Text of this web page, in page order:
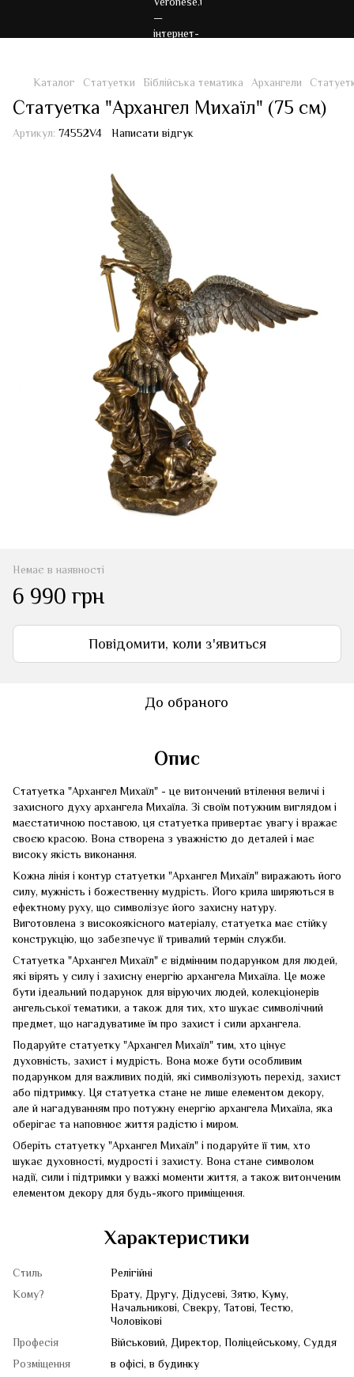
Каталог Статуетки Біблійська тематика Архангели
Статуетка "Архангел Михаїл" (75 см)
Артикул: 74552V4 Написати відгук
Немає в наявності
6 990 грн
Повідомити, коли з'явиться
До обраного
Опис
Статуетка "Архангел Михаїл" - це витончений втілення величі і
захисного духу архангела Михаїла. Зі своїм потужним виглядом і
маєстатичною поставою, ця статуетка привертає увагу і вражає
своєю красою. Вона створена з уважністю до деталей і має
високу якість виконання.
Кожна лінія і контур статуетки "Архангел Михаїл" виражають його
силу, мужність і божественну мудрість. Його крила ширяються в
ефектному руху, що символізує його захисну натуру.
Виготовлена з високоякісного матеріалу, статуетка має стійку
конструкцію, що забезпечує її тривалий термін служби.
Статуетка "Архангел Михаїл" є відмінним подарунком для людей,
які вірять у силу і захисну енергію архангела Михаїла. Це може
бути ідеальний подарунок для віруючих людей, колекціонерів
ангельської тематики, а також для тих, хто шукає символічний
предмет, що нагадуватиме їм про захист і сили архангела.
Подаруйте статуетку "Архангел Михаїл" тим, хто цінує
духовність, захист і мудрість. Вона може бути особливим
подарунком для важливих подій, які символізують перехід, захист
або підтримку. Ця статуетка стане не лише елементом декору,
але й нагадуванням про потужну енергію архангела Михаїла, яка
оберігає та наповнює життя радістю і миром.
Оберіть статуетку "Архангел Михаїл" і подаруйте її тим, хто
шукає духовності, мудрості і захисту. Вона стане символом
надії, сили і підтримки у важкі моменти життя, а також витонченим
елементом декору для будь-якого приміщення.
Характеристики
Стиль
Релігійні
Кому?
Брату, Другу, Дідусеві, Зятю, Куму,
Начальникові, Свекру, Татові, Тестю,
Чоловікові
Професія
Військовий, Директор, Поліцейському, Суддя
Розміщення
в офісі, в будинку